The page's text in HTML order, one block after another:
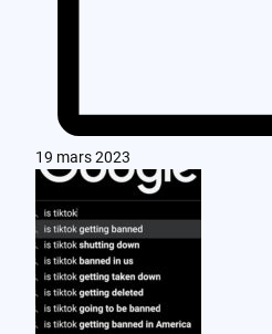
19 mars 2023